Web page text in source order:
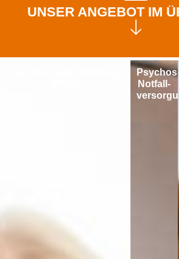
UNSER ANGEBOT IM
Notfall­